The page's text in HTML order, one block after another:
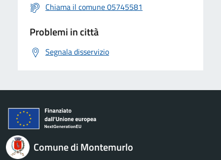
Chiama il comune 05745581
Problemi in città
Segnala disservizio
Comune di Montemurlo